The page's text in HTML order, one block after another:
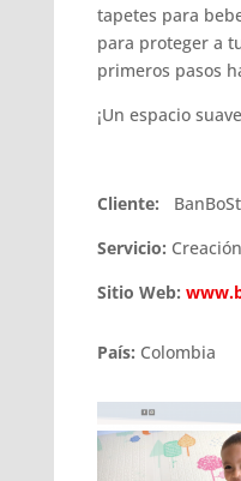
tapetes para
para proteger a
primeros pasos
¡Un espacio
Cliente:
Servicio:
Sitio Web:
País: Colombia